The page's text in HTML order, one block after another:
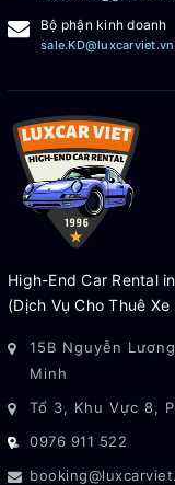
Bộ phận kinh doanh
sale.KD@luxcarviet.vn
High-End Car Rental
(Dịch Vụ Cho Thuê
15B Nguyễn
Minh
Tổ 3, Khu Vực 8,
0976 911 522